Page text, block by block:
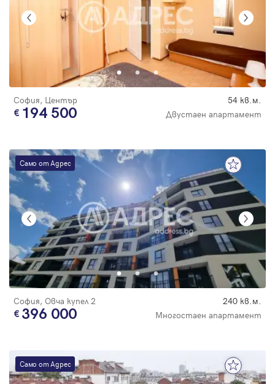
София, Център 54 кв.м.
194 500 Двустаен апартамент
Само от Адрес
София, Овча купел 2 240 кв.м.
396 000 Многостаен апартамент
Само от Адрес